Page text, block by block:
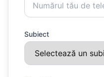
Subiect